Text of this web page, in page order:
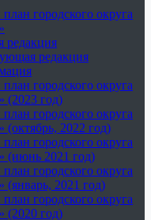
городского округа
редакция
редакция
городского округа
(2023 год)
городского округа
(октябрь, 2022 год)
городского округа
(июнь 2021 год)
городского округа
(январь, 2021 год)
городского округа
(2020 год)